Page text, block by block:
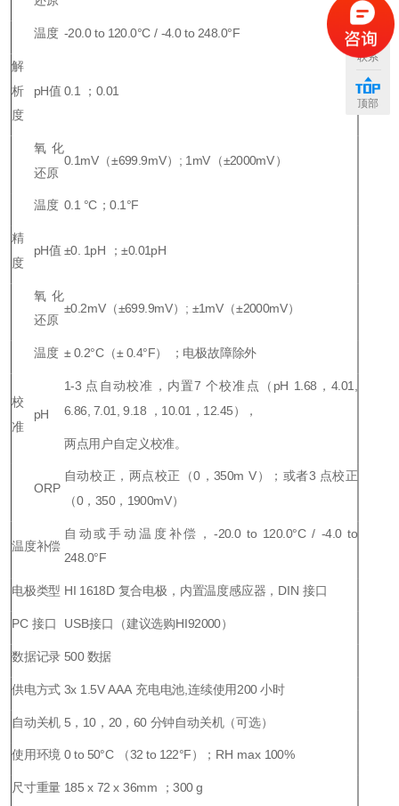
温度 -20.0 to 120.0°C / -4.0 to 248.0°F
解
析
度
pH值 0.1 ；0.01
氧化
还原
0.1mV（±699.9mV）; 1mV（±2000mV）
温度 0.1 °C ；0.1°F
精
度
pH值 ±0. 1pH ；±0.01pH
氧化
还原
±0.2mV（±699.9mV）; ±1mV（±2000mV）
温度 ± 0.2°C（± 0.4°F） ；电极故障除外
校
准
pH
1-3 点自动校准，内置7 个校准点（pH 1.68，4.01,
6.86, 7.01, 9.18 ，10.01，12.45），
两点用户自定义校准。
ORP
自动校正，两点校正（0，350m V）；或者3 点校正
（0，350，1900mV）
温度补偿
自动或手动温度补偿，-20.0 to 120.0°C / -4.0 to
248.0°F
电极类型 HI 1618D 复合电极，内置温度感应器，DIN 接口
PC 接口 USB接口（建议选购HI92000）
数据记录 500数据
供电方式 3x 1.5V AAA 充电电池,连续使用200 小时
自动关机 5 ，10，20，60 分钟自动关机（可选）
使用环境 0 to 50°C （32 to 122°F） ；RH max 100%
尺寸重量 185 x 72 x 36mm ；300 g
联系
顶部